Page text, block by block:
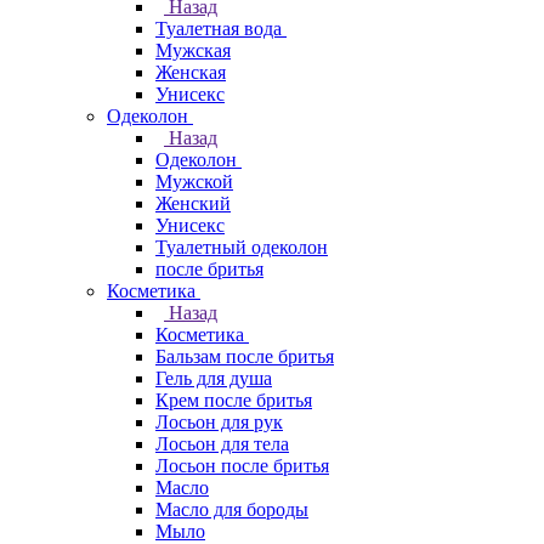
Назад
Туалетная вода
Мужская
Женская
Унисекс
Одеколон
Назад
Одеколон
Мужской
Женский
Унисекс
Туалетный одеколон
после бритья
Косметика
Назад
Косметика
Бальзам после бритья
Гель для душа
Крем после бритья
Лосьон для рук
Лосьон для тела
Лосьон после бритья
Масло
Масло для бороды
Мыло